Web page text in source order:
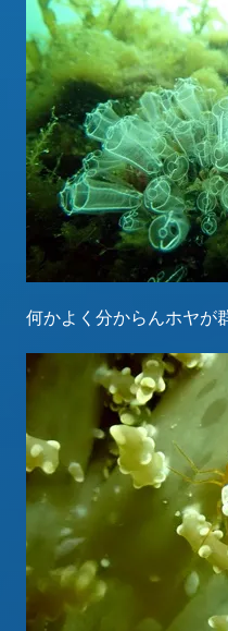
何かよく分からんホヤが